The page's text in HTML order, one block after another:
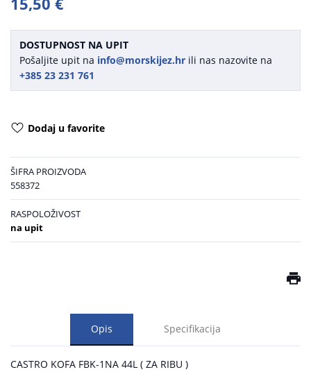
DOSTUPNOST NA UPIT
Pošaljite upit na info@morskijez.hr ili nas nazovite na
+385 23 231 761
Dodaj u favorite
ŠIFRA PROIZVODA
558372
RASPOLOŽIVOST
na upit
Opis Specifikacija
CASTRO KOFA FBK-1NA 44L ( ZA RIBU )